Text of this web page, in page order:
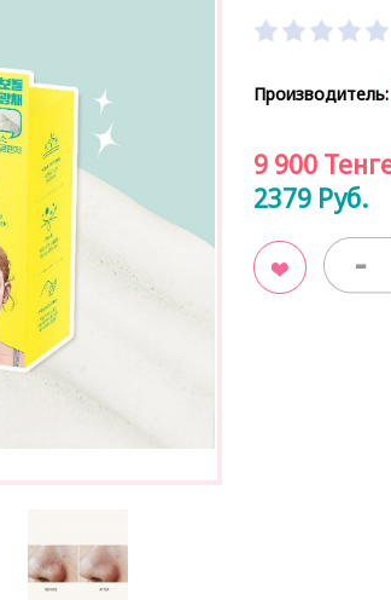
Производитель:
9 900
2379 Руб.
-